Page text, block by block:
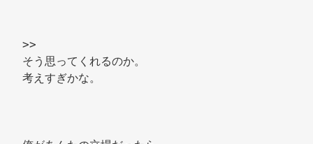
>>
そう思ってくれるのか。
考えすぎかな。